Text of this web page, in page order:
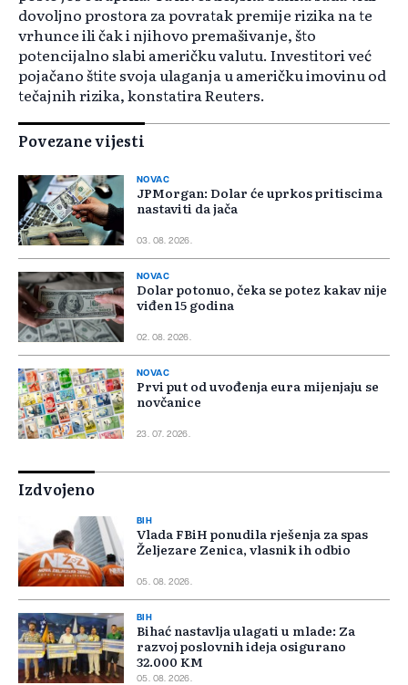
dovoljno prostora za povratak premije rizika na te
vrhunce ili čak i njihovo premašivanje, što
potencijalno slabi američku valutu. Investitori već
pojačano štite svoja ulaganja u američku imovinu od
tečajnih rizika, konstatira Reuters.
Povezane vijesti
NOVAC
JPMorgan: Dolar će uprkos pritiscima
nastaviti da jača
03. 08. 2026.
NOVAC
Dolar potonuo, čeka se potez kakav nije
viđen 15 godina
02. 08. 2026.
NOVAC
Prvi put od uvođenja eura mijenjaju se
novčanice
23. 07. 2026.
Izdvojeno
BIH
Vlada FBiH ponudila rješenja za spas
Željezare Zenica, vlasnik ih odbio
05. 08. 2026.
BIH
Bihać nastavlja ulagati u mlade: Za
razvoj poslovnih ideja osigurano
32.000 KM
05. 08. 2026.